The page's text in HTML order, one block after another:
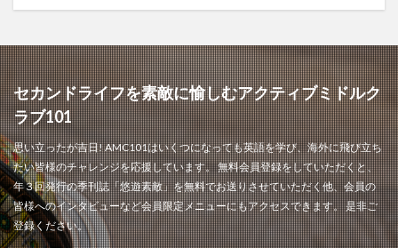
セカンドライフを素敵に愉しむアクティブミドルク
ラブ101
思い立ったが吉日! AMC101はいくつになっても英語を学び、海外に飛び立ち
たい皆様のチャレンジを応援しています。 無料会員登録をしていただくと、
年３回発行の季刊誌「悠遊素敵」を無料でお送りさせていただく他、会員の
皆様へのインタビューなど会員限定メニューにもアクセスできます。 是非ご
登録ください。